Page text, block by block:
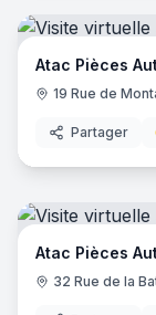
Atac Pièces
19 Rue de
Partager
Atac Pièces
32 Rue de la